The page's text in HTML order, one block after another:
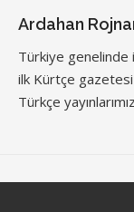
Ardahan
Türkiye genelinde
ilk Kürtçe gazetesi
Türkçe